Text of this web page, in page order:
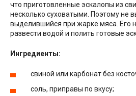
что приготовленные эскалопы из
несколько суховатыми. Поэтому не
выделившийся при жарке мяса. Его
развести водой и полить готовые
Ингредиенты:
свиной или карбонат без
соль, приправы по вкусу;